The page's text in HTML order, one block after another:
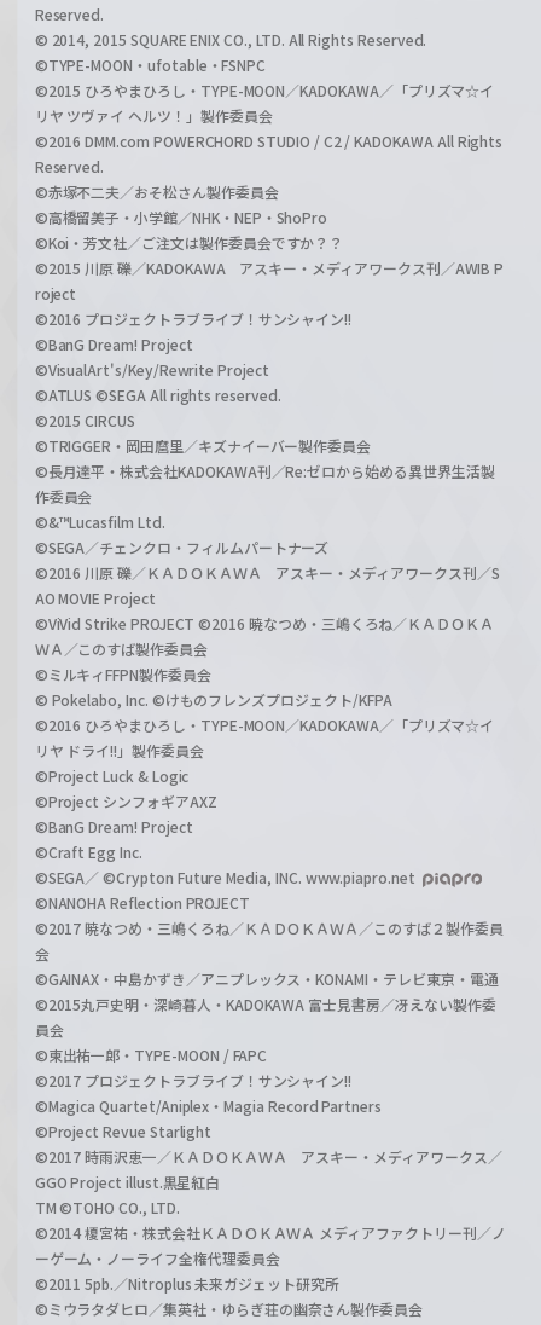
Reserved.
© 2014, 2015 SQUARE ENIX CO., LTD. All Rights Reserved.
©TYPE-MOON・ufotable・FSNPC
©2015 ひろやまひろし・TYPE-MOON／KADOKAWA／「プリズマ☆イ
リヤ ツヴァイ ヘルツ！」製作委員会
©2016 DMM.com POWERCHORD STUDIO / C2 / KADOKAWA All Rights
Reserved.
©赤塚不二夫／おそ松さん製作委員会
©高橋留美子・小学館／NHK・NEP・ShoPro
©Koi・芳文社／ご注文は製作委員会ですか？？
©2015 川原 礫／KADOKAWA アスキー・メディアワークス刊／AWIB P
roject
©2016 プロジェクトラブライブ！サンシャイン!!
©BanG Dream! Project
©VisualArt's/Key/Rewrite Project
©ATLUS ©SEGA All rights reserved.
©2015 CIRCUS
©TRIGGER・岡田麿里／キズナイーバー製作委員会
©長月達平・株式会社KADOKAWA刊／Re:ゼロから始める異世界生活製
作委員会
©&™Lucasfilm Ltd.
©SEGA／チェンクロ・フィルムパートナーズ
©2016 川原 礫／ＫＡＤＯＫＡＷＡ アスキー・メディアワークス刊／S
AO MOVIE Project
©ViVid Strike PROJECT ©2016 暁なつめ・三嶋くろね／ＫＡＤＯＫＡ
ＷＡ／このすば製作委員会
©ミルキィFFPN製作委員会
© Pokelabo, Inc. ©けものフレンズプロジェクト/KFPA
©2016 ひろやまひろし・TYPE-MOON／KADOKAWA／「プリズマ☆イ
リヤ ドライ!!」製作委員会
©Project Luck & Logic
©Project シンフォギアAXZ
©BanG Dream! Project
©Craft Egg Inc.
©SEGA／ ©Crypton Future Media, INC. www.piapro.net
©NANOHA Reflection PROJECT
©2017 暁なつめ・三嶋くろね／ＫＡＤＯＫＡＷＡ／このすば２製作委員
会
©GAINAX・中島かずき／アニプレックス・KONAMI・テレビ東京・電通
©2015丸戸史明・深崎暮人・KADOKAWA 富士見書房／冴えない製作委
員会
©東出祐一郎・TYPE-MOON / FAPC
©2017 プロジェクトラブライブ！サンシャイン!!
©Magica Quartet/Aniplex・Magia Record Partners
©Project Revue Starlight
©2017 時雨沢恵一／ＫＡＤＯＫＡＷＡ アスキー・メディアワークス／
GGO Project illust.黒星紅白
TM ©TOHO CO., LTD.
©2014 榎宮祐・株式会社ＫＡＤＯＫＡＷＡ メディアファクトリー刊／ノ
ーゲーム・ノーライフ全権代理委員会
©2011 5pb.／Nitroplus 未来ガジェット研究所
©ミウラタダヒロ／集英社・ゆらぎ荘の幽奈さん製作委員会